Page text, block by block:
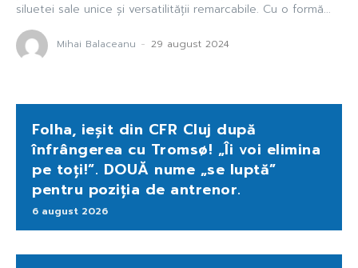
siluetei sale unice și versatilității remarcabile. Cu o formă...
Mihai Balaceanu - 29 august 2024
Folha, ieșit din CFR Cluj după
înfrângerea cu Tromsø! „Îi voi elimina
pe toți!”. DOUĂ nume „se luptă”
pentru poziția de antrenor.
6 august 2026